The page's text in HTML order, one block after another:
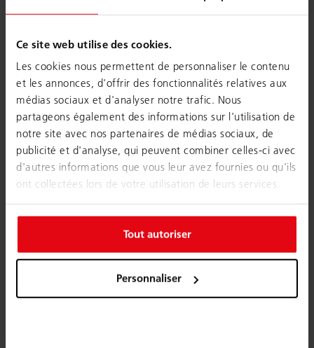
Ce site web utilise des cookies.
Les cookies nous permettent de personnaliser le contenu
et les annonces, d'offrir des fonctionnalités relatives aux
médias sociaux et d'analyser notre trafic. Nous
partageons également des informations sur l'utilisation de
notre site avec nos partenaires de médias sociaux, de
publicité et d'analyse, qui peuvent combiner celles-ci avec
d'autres informations que vous leur avez fournies ou qu'ils
ont collectées lors de votre utilisation de leurs services.
Tout autoriser
Personnaliser